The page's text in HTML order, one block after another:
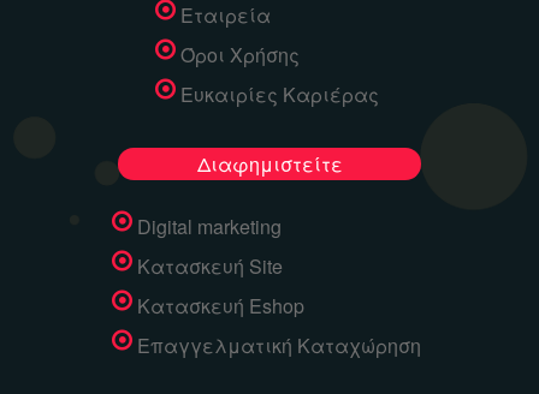
Εταιρεία
Όροι Χρήσης
Ευκαιρίες Καριέρας
Διαφημιστείτε
Digital marketing
Κατασκευή Site
Κατασκευή Eshop
Επαγγελματική Καταχώρηση